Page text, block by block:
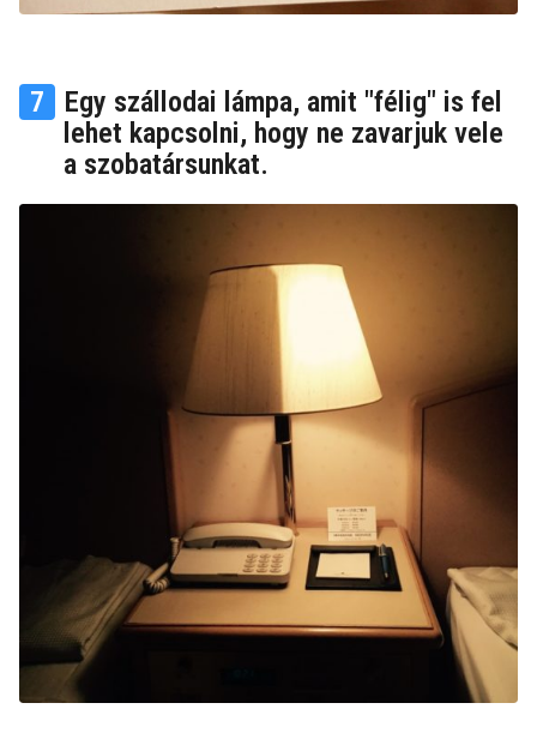
7
Egy szállodai lámpa, amit "félig" is fel
lehet kapcsolni, hogy ne zavarjuk vele
a szobatársunkat.